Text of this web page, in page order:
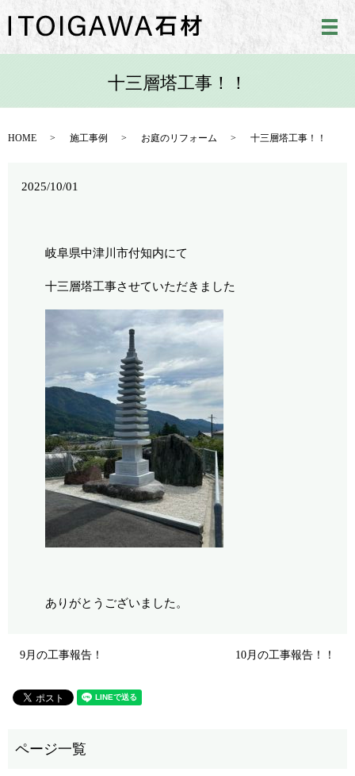
メ
十三層塔工事！！
HOME 施工事例 お庭のリフォーム 十三層塔工事！！
2025/10/01
岐阜県中津川市付知内にて
十三層塔工事させていただきました
ありがとうございました。
9月の工事報告！ 10月の工事報告！！